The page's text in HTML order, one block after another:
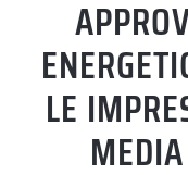
LE
Accetto